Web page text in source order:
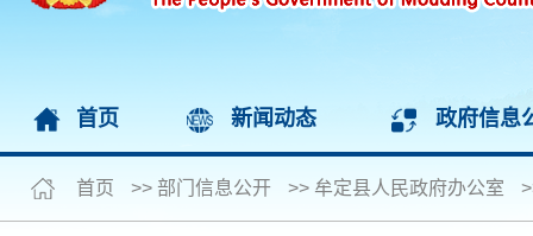
首页 新闻动态 政府信息
首页 >> 部门信息公开 >> 牟定县人民政府办公室